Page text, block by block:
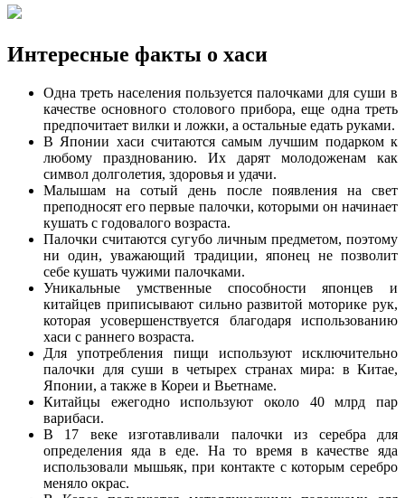
Интересные факты о хаси
Одна треть населения пользуется палочками для суши в
качестве основного столового прибора, еще одна треть
предпочитает вилки и ложки, а остальные едать руками.
В Японии хаси считаются самым лучшим подарком к
любому празднованию. Их дарят молодоженам как
символ долголетия, здоровья и удачи.
Малышам на сотый день после появления на свет
преподносят его первые палочки, которыми он начинает
кушать с годовалого возраста.
Палочки считаются сугубо личным предметом, поэтому
ни один, уважающий традиции, японец не позволит
себе кушать чужими палочками.
Уникальные умственные способности японцев и
китайцев приписывают сильно развитой моторике рук,
которая усовершенствуется благодаря использованию
хаси с раннего возраста.
Для употребления пищи используют исключительно
палочки для суши в четырех странах мира: в Китае,
Японии, а также в Кореи и Вьетнаме.
Китайцы ежегодно используют около 40 млрд пар
варибаси.
В 17 веке изготавливали палочки из серебра для
определения яда в еде. На то время в качестве яда
использовали мышьяк, при контакте с которым серебро
меняло окрас.